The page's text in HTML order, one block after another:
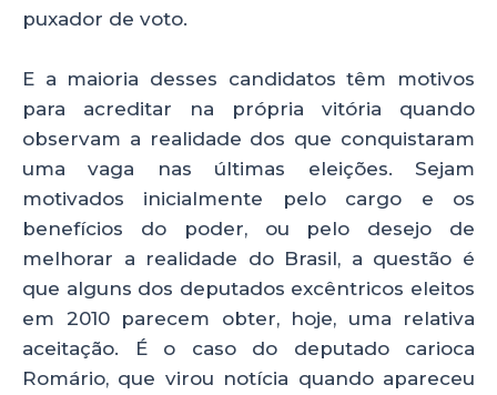
puxador de voto.
E a maioria desses candidatos têm motivos
para acreditar na própria vitória quando
observam a realidade dos que conquistaram
uma vaga nas últimas eleições. Sejam
motivados inicialmente pelo cargo e os
benefícios do poder, ou pelo desejo de
melhorar a realidade do Brasil, a questão é
que alguns dos deputados excêntricos eleitos
em 2010 parecem obter, hoje, uma relativa
aceitação. É o caso do deputado carioca
Romário, que virou notícia quando apareceu